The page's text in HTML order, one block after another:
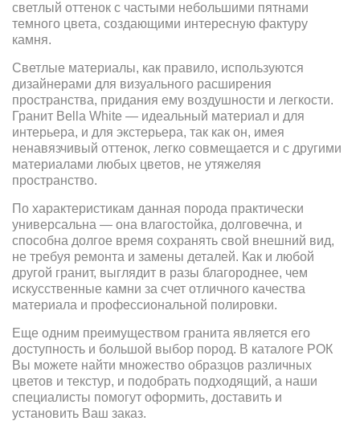
светлый оттенок с частыми небольшими пятнами
темного цвета, создающими интересную фактуру
камня.
Светлые материалы, как правило, используются
дизайнерами для визуального расширения
пространства, придания ему воздушности и легкости.
Гранит Bella White — идеальный материал и для
интерьера, и для экстерьера, так как он, имея
ненавязчивый оттенок, легко совмещается и с другими
материалами любых цветов, не утяжеляя
пространство.
По характеристикам данная порода практически
универсальна — она влагостойка, долговечна, и
способна долгое время сохранять свой внешний вид,
не требуя ремонта и замены деталей. Как и любой
другой гранит, выглядит в разы благороднее, чем
искусственные камни за счет отличного качества
материала и профессиональной полировки.
Еще одним преимуществом гранита является его
доступность и большой выбор пород. В каталоге РОК
Вы можете найти множество образцов различных
цветов и текстур, и подобрать подходящий, а наши
специалисты помогут оформить, доставить и
установить Ваш заказ.